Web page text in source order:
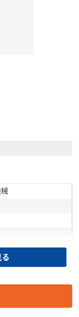
所までお問い合わせ下さ